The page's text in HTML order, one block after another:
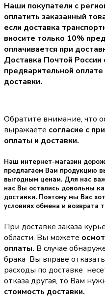
Наши покупатели с
оплатить заказанный
если доставка
вносите только 10%
оплачивается при
Доставка Почтой России
предварительной оплате
доставки.
Обратите внимание, что
выражаете согласие с
оплаты и доставки.
Наш интернет-магазин
предлагаем Вам продукцию
выгодным ценам. Для нас
нас Вы остались довольны
доставки. Поэтому мы Вас
условиях обмена и возврата
При доставке заказа
области, Вы можете
оплаты. В случае
брака Вы вправе
расходы по доставке
отказа другая, то Вам
стоимость доставки.